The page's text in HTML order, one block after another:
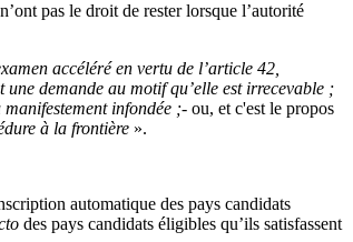
pas le droit de rester lorsque l’autorité
accéléré en vertu de l’article 42,
une demande au motif qu’elle est irrecevable ;
infondée ;- ou, et c'est le propos
à la frontière ».
automatique des pays candidats
des pays candidats éligibles qu’ils satisfassent